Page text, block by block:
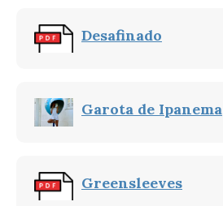
Desafinado
Garota de Ipanema
Greensleeves